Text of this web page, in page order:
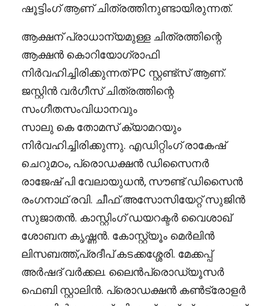
ഷൂട്ടിം​ഗ് ആണ് ചിത്രത്തിനുണ്ടായിരുന്നത്.
ആക്ഷന് പ്രാധാന്യമുള്ള ചിത്രത്തിന്റെ
ആക്ഷൻ കൊറിയോഗ്രാഫി
നിർവഹിച്ചിരിക്കുന്നത് PC സ്റ്റണ്ട്‌സ് ആണ്.
ജസ്റ്റിന്‍ വര്‍ഗീസ് ചിത്രത്തിന്റെ
സംഗീതസംവിധാനവും
സാലു കെ തോമസ് ക്യാമറയും
നിർവഹിച്ചിരിക്കുന്നു. എഡിറ്റിംഗ് രാകേഷ്
ചെറുമഠം, പ്രൊഡക്ഷന്‍ ഡിസൈനര്‍
രാജേഷ് പി വേലായുധന്‍, സൗണ്ട് ഡിസൈന്‍
രംഗനാഥ് രവി. ചീഫ് അസോസിയേറ്റ് സുജിന്‍
സുജാതന്‍. കാസ്റ്റിംഗ് ഡയറക്ടർ വൈശാഖ്
ശോബന കൃഷ്ണൻ. കോസ്റ്റ്യൂം മെര്‍ലിന്‍
ലിസബത്ത്,പ്രദീപ്‌ കടക്കശ്ശേരി. മേക്കപ്പ്
അര്‍ഷദ് വര്‍ക്കല. ലൈന്‍പ്രൊഡ്യൂസര്‍
ഫെബി സ്റ്റാലിന്‍. പ്രൊഡക്ഷന്‍ കണ്‍ട്രോളര്‍